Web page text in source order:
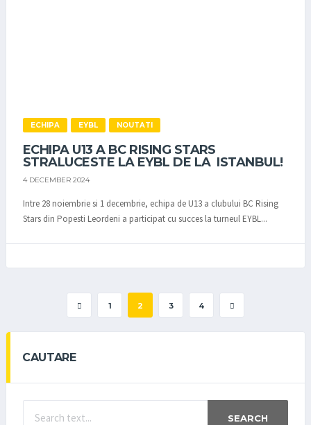
ECHIPA EYBL NOUTATI
ECHIPA U13 A BC RISING STARS
STRALUCESTE LA EYBL DE LA ISTANBUL!
4 DECEMBER 2024
Intre 28 noiembrie si 1 decembrie, echipa de U13 a clubului BC Rising
Stars din Popesti Leordeni a participat cu succes la turneul EYBL...
1 2 3 4
CAUTARE
SEARCH